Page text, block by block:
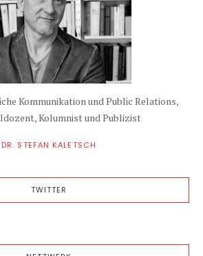
Kommunikation und Public Relations,
Kolumnist und Publizist
DR. STEFAN KALETSCH
TWITTER